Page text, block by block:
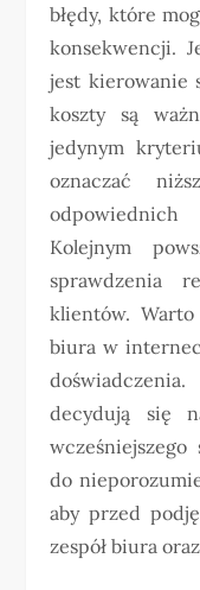
błędy, które
konsekwencji.
jest kierowanie
koszty są
jedynym
oznaczać
Kolejnym
sprawdzenia
klientów.
biura w
decydują się
do
aby przed
zespół biura